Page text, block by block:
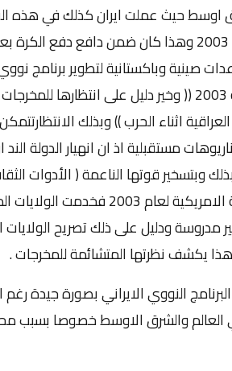
اوسط حيث عملت ايران كذلك في هذه
الامريكية في عام 2003 وهذا كان ضمن دافع
صينية وباكستانية لتطوير برنامج
العراقية الامريكية 2003 (( وخير دليل على
اثناء الحرب )) وبذلك
مستقبلية اذ ان انهيار الدولة
وبتسخير قوتها الناعمة ( الأدوات
بعد الحرب العراقية
مدروسة ودليل على ذلك تصريح الولايات
يكشف نظرتها المتشائمة للمخرجات .
النووي الايراني بصورة جيدة
العالم والشرق الاوسط خصوصا بسبب